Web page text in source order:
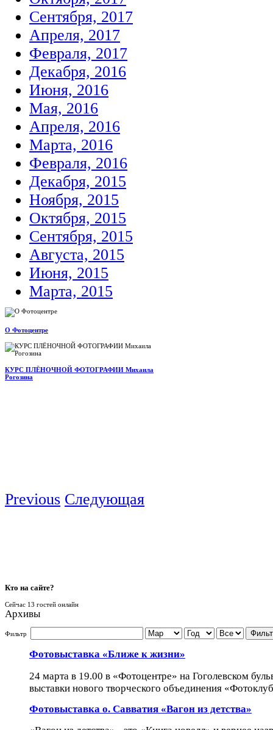
Сентября, 2017
Апреля, 2017
Февраля, 2017
Декабря, 2016
Июня, 2016
Мая, 2016
Апреля, 2016
Марта, 2016
Февраля, 2016
Декабря, 2015
Ноября, 2015
Октября, 2015
Сентября, 2015
Августа, 2015
Июня, 2015
Марта, 2015
О Фотоцентре
КУРС ПЛЁНОЧНОЙ ФОТОГРАФИИ Михаила
Рогозина
Previous Следующая
Кто на сайте?
Сейчас 13 гостей онлайн
Архивы
Фильтр
Фотовыставка «Ближе к жизни»
24 марта в 19.00 в «Фотоцентре» на Гоголевском
выставки нового творческого объединения
Фотовыставка о. Савватия «Вагон из детства»